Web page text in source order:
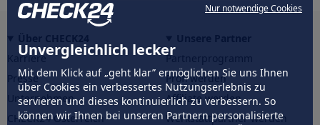
Nur notwendige Cookies
Unvergleichlich lecker
Mit dem Klick auf „geht klar” ermöglichen Sie uns Ihnen
über Cookies ein verbessertes Nutzungserlebnis zu
servieren und dieses kontinuierlich zu verbessern. So
können wir Ihnen bei unseren Partnern personalisierte
Karriere
Presse
Unternehmen
CHECK24 Österreich
Partnerprogramm
Profi werden
Affiliate werden
Werkstattpartner werden